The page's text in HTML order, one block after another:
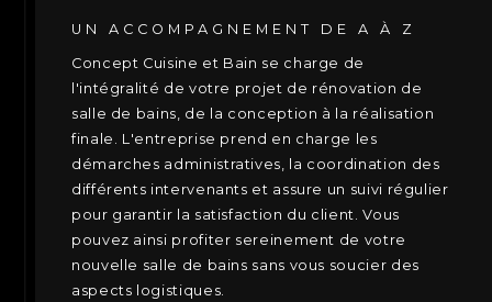
UN ACCOMPAGNEMENT DE A À Z
Concept Cuisine et Bain se charge de
l'intégralité de votre projet de rénovation de
salle de bains, de la conception à la réalisation
finale. L'entreprise prend en charge les
démarches administratives, la coordination des
différents intervenants et assure un suivi régulier
pour garantir la satisfaction du client. Vous
pouvez ainsi profiter sereinement de votre
nouvelle salle de bains sans vous soucier des
aspects logistiques.